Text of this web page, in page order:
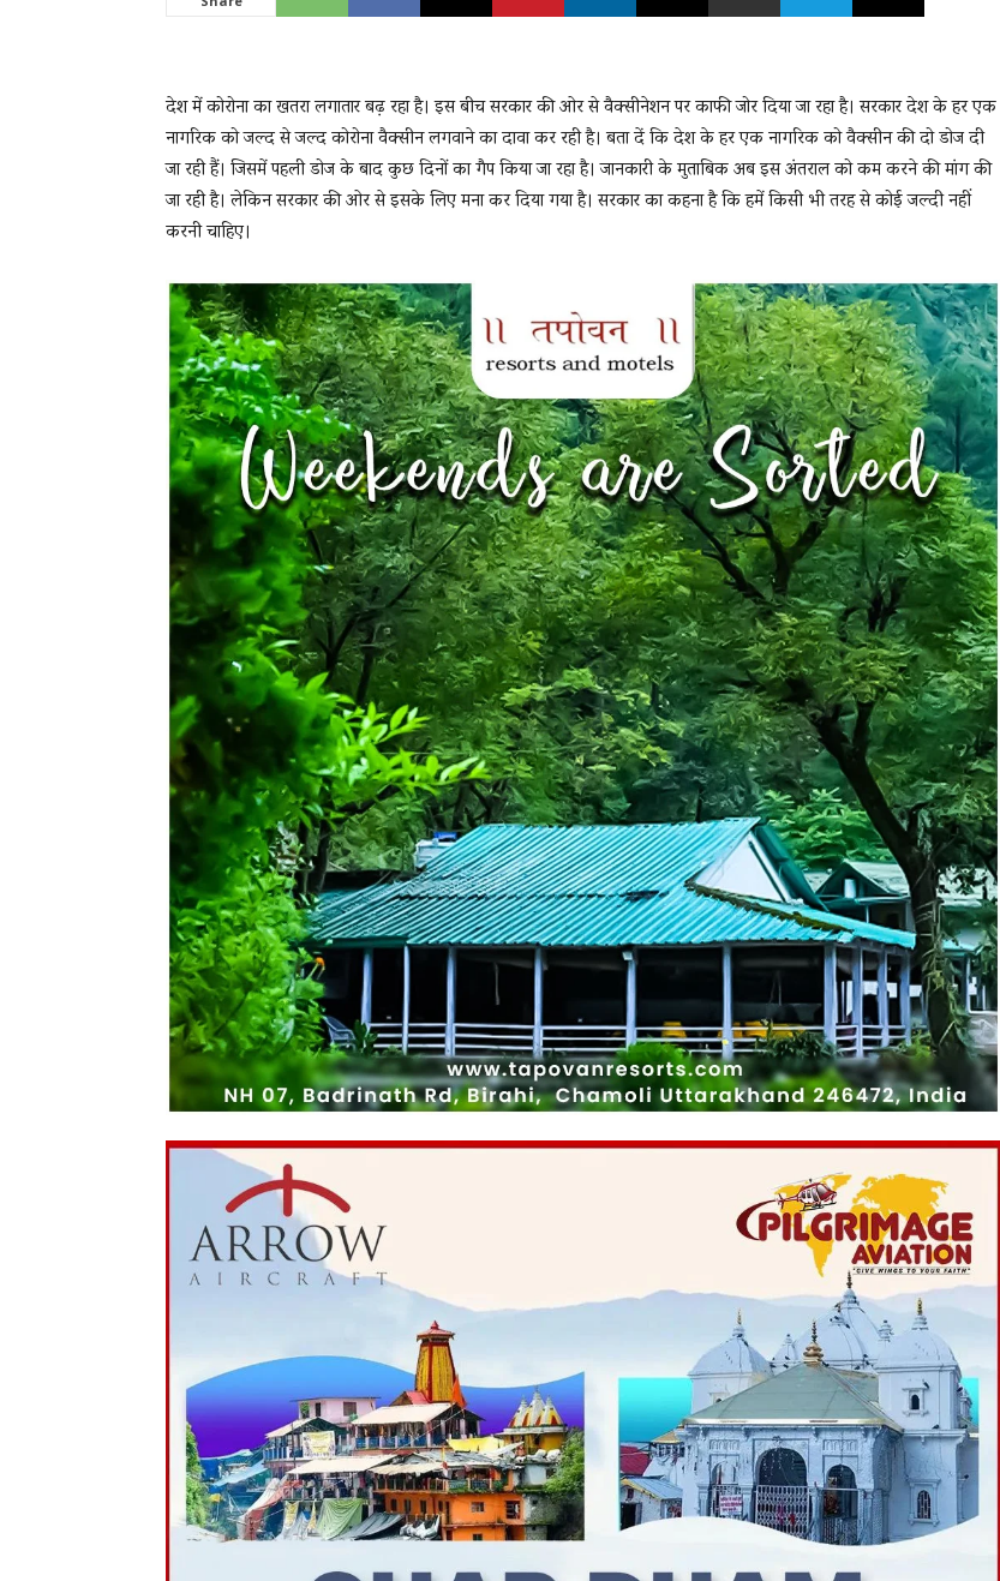
LIVE
देश में कोरोना का खतरा लगातार बढ़ रहा है। इस बीच सरकार की ओर से वैक्सीनेशन पर काफी जोर दिया जा रहा है। सरकार देश के हर एक
नागरिक को जल्द से जल्द कोरोना वैक्सीन लगवाने का दावा कर रही है। बता दें कि देश के हर एक नागरिक को वैक्सीन की दो डोज दी
जा रही हैं। जिसमें पहली डोज के बाद कुछ दिनों का गैप किया जा रहा है। जानकारी के मुताबिक अब इस अंतराल को कम करने की मांग की
जा रही है। लेकिन सरकार की ओर से इसके लिए मना कर दिया गया है। सरकार का कहना है कि हमें किसी भी तरह से कोई जल्दी नहीं
करनी चाहिए।